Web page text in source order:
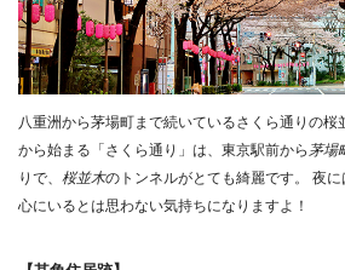
八重洲から茅場町まで続いているさくら通りの桜
から始まる「さくら通り」は、東京駅前から 茅場
りで、 桜並木のトンネルがとても綺麗です。 夜
心にいるとは思わない気持ちになりますよ！